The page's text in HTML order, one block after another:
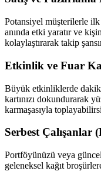
Potansiyel müşterilerle
anında etki yaratır ve
kolaylaştırarak takip
Etkinlik ve Fuar
Büyük etkinliklerde
kartınızı dokundurarak
karmaşasıyla
Serbest Çalışanlar
Portföyünüzü veya
geleneksel kağıt